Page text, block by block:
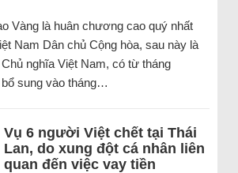
Vàng là huân chương cao quý nhất
Nam Dân chủ Cộng hòa, sau này là
nghĩa Việt Nam, có từ tháng
sung vào tháng…
Vụ 6 người Việt chết tại Thái
Lan, do xung đột cá nhân liên
quan đến việc vay tiền